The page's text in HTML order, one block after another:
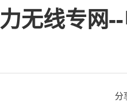
碳中和
娱乐时
新加坡
无线专网
分